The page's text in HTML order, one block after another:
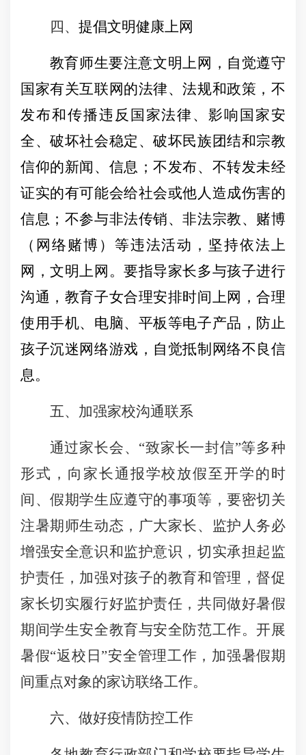
四、 提倡文明健康上网
教育师生要注意文明上网，自觉遵守
国家有关互联网的法律、法规和政策，不
发布和传播违反国家法律、影响国家安
全、破坏社会稳定、破坏民族团结和宗教
信仰的新闻、信息；不发布、不转发未经
证实的有可能会给社会或他人造成伤害的
信息；不参与非法传销、非法宗教、赌博
（网络赌博）等违法活动，坚持依法上
网，文明上网。要指导家长多与孩子进行
沟通，教育子女合理安排时间上网，合理
使用手机、电脑、平板等电子产品，防止
孩子沉迷网络游戏，自觉抵制网络不良信
息。
五、加强家校沟通联系
通过家长会、“致家长一封信”等多种
形式，向家长通报学校放假至开学的时
间、假期学生应遵守的事项等，要密切关
注暑期师生动态，广大家长、监护人务必
增强安全意识和监护意识，切实承担起监
护责任，加强对孩子的教育和管理，督促
家长切实履行好监护责任，共同做好暑假
期间学生安全教育与安全防范工作。开展
暑假“返校日”安全管理工作，加强暑假期
间重点对象的家访联络工作。
六、做好疫情防控工作